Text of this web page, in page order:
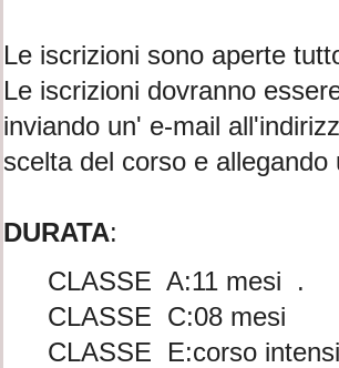
Le iscrizioni sono aperte
Le iscrizioni dovranno
inviando un' e-mail
scelta del corso e
DURATA:
CLASSE A:11 mesi .
CLASSE C:08 mesi
CLASSE E:corso